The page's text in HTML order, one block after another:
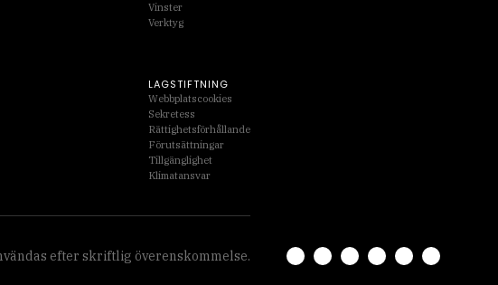
efter skriftlig överenskommelse.
Vinster
Verktyg
LAGSTIFTNING
Webbplatscookies
Sekretess
Rättighetsförhållande
Förutsättningar
Tillgänglighet
Klimatansvar